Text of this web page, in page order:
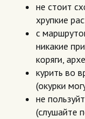
не стоит
хрупкие
с
никакие
коряги,
курить во
(окурки
не
(слушайте